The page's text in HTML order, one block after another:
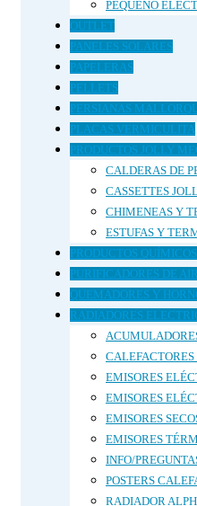
PEQUEÑO
OUTLET
PANELES SOLARES
PAPELERAS
PELLETS
PERSIANAS
PLACAS VERMICULITA
PRODUCTOS JOLLY
CALDERAS DE
CASSETTES
CHIMENEAS Y
ESTUFAS Y
PRODUCTOS QUÍMICOS
PURIFICADORES DE
QUEMADORES Y
RADIADORES
EMISORES
EMISORES
EMISORES
EMISORES
INFO/
POSTERS
RADIADOR